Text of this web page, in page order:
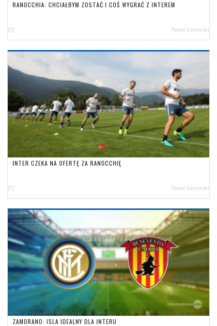
RANOCCHIA: CHCIAŁBYM ZOSTAĆ I COŚ WYGRAĆ Z INTEREM
[3] Paweł Świnarski
INTER CZEKA NA OFERTĘ ZA RANOCCHIĘ
[7] Paweł Świnarski
ZAMORANO: ISLA IDEALNY DLA INTERU